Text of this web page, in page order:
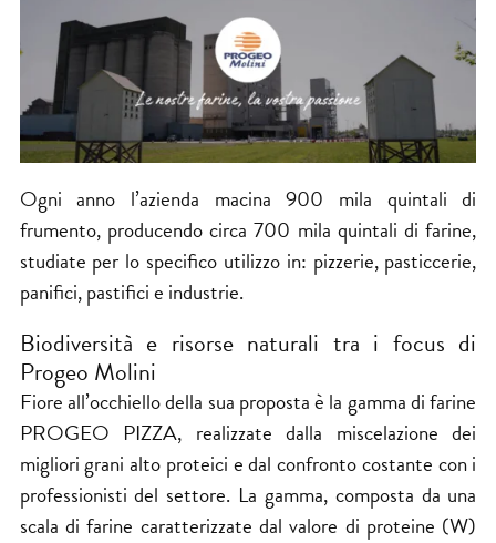
Ogni anno l’azienda macina 900 mila quintali di
frumento, producendo circa 700 mila quintali di farine,
studiate per lo specifico utilizzo in: pizzerie, pasticcerie,
panifici, pastifici e industrie.
Biodiversità e risorse naturali tra i focus di
Progeo Molini
Fiore all’occhiello della sua proposta è la gamma di farine
PROGEO PIZZA, realizzate dalla miscelazione dei
migliori grani alto proteici e dal confronto costante con i
professionisti del settore. La gamma, composta da una
scala di farine caratterizzate dal valore di proteine (W)